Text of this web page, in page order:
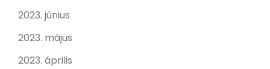
2023. június
2023. május
2023. április